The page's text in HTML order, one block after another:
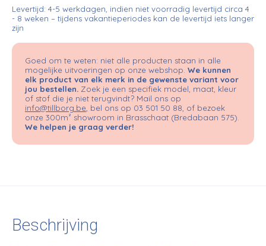
Levertijd: 4-5 werkdagen, indien niet voorradig levertijd circa 4
- 8 weken – tijdens vakantieperiodes kan de levertijd iets langer
zijn
Goed om te weten: niet alle producten staan in alle
mogelijke uitvoeringen op onze webshop. We kunnen
elk product van elk merk in de gewenste variant voor
jou bestellen. Zoek je een specifiek model, maat, kleur
of stof die je niet terugvindt? Mail ons op
info@tillborg.be , bel ons op 03 501 50 88, of bezoek
onze 300m² showroom in Brasschaat (Bredabaan 575).
We helpen je graag verder!
Beschrijving